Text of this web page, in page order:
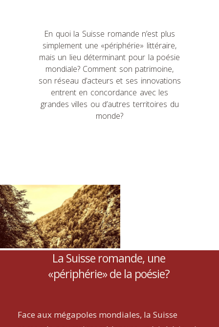
En quoi la Suisse romande n’est plus
simplement une «périphérie» littéraire,
mais un lieu déterminant pour la poésie
mondiale? Comment son patrimoine,
son réseau d’acteurs et ses innovations
entrent en concordance avec les
grandes villes ou d’autres territoires du
monde?
La Suisse romande, une
«périphérie» de la poésie?
Face aux mégapoles mondiales, la Suisse